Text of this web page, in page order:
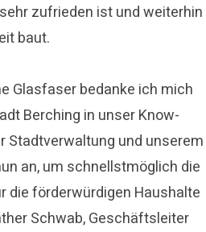
zufrieden ist und weiterhin
baut.
Glasfaser bedanke ich mich
Berching in unser Know-
Stadtverwaltung und unserem
an, um schnellstmöglich die
die förderwürdigen Haushalte
Schwab, Geschäftsleiter